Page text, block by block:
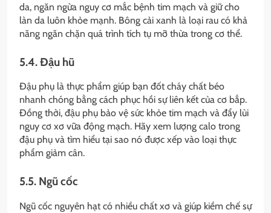
da, ngăn ngừa nguy cơ mắc bệnh tim mạch và giữ cho
làn da luôn khỏe mạnh. Bông cải xanh là loại rau có khả
năng ngăn chặn quá trình tích tụ mỡ thừa trong cơ thể.
5.4. Đậu hũ
Đậu phụ là thực phẩm giúp bạn đốt cháy chất béo
nhanh chóng bằng cách phục hồi sự liên kết của cơ bắp.
Đồng thời, đậu phụ bảo vệ sức khỏe tim mạch và đẩy lùi
nguy cơ xơ vữa động mạch. Hãy xem lượng calo trong
đậu phụ và tìm hiểu tại sao nó được xếp vào loại thực
phẩm giảm cân.
5.5. Ngũ cốc
Ngũ cốc nguyên hạt có nhiều chất xơ và giúp kiềm chế sự